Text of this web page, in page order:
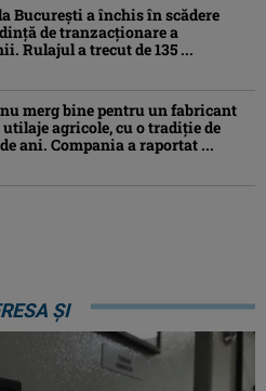
București a închis în scădere
de tranzacționare a
Rulajul a trecut de 135 ...
merg bine pentru un fabricant
utilaje agricole, cu o tradiție de
de ani. Compania a raportat ...
ȘI